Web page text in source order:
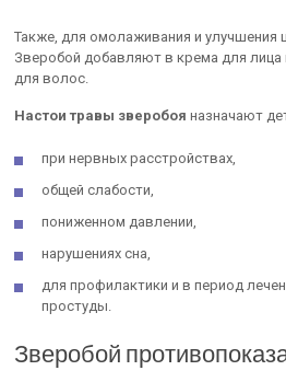
Также, для омолаживания и улучшения
Зверобой добавляют в крема для лица
для волос.
Настои травы зверобоя назначают
при нервных расстройствах,
общей слабости,
пониженном давлении,
нарушениях сна,
для профилактики и в период
простуды.
Зверобой